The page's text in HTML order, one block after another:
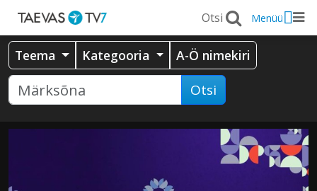
Menüü
Teema Kategooria A-Ö nimekiri
Otsi